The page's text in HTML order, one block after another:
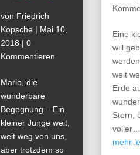
von Friedrich
Kopsche| Mai 10,
2018 | 0
Kommentieren
Mario, die
wunderbare
Begegnung – Ein
kleiner Junge weit,
weit weg von uns,
aber trotzdem so
Eine
will
weit
Erde
Stern,
voller…
mehr